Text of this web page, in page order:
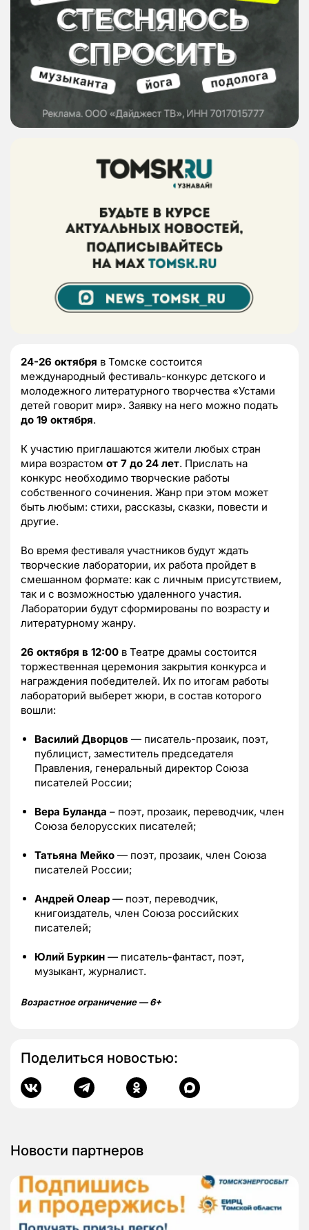
24-26 октября в Томске состоится
международный фестиваль-конкурс детского и
молодежного литературного творчества «Устами
детей говорит мир». Заявку на него можно подать
до 19 октября.
К участию приглашаются жители любых стран
мира возрастом от 7 до 24 лет. Прислать на
конкурс необходимо творческие работы
собственного сочинения. Жанр при этом может
быть любым: стихи, рассказы, сказки, повести и
другие.
Во время фестиваля участников будут ждать
творческие лаборатории, их работа пройдет в
смешанном формате: как с личным присутствием,
так и с возможностью удаленного участия.
Лаборатории будут сформированы по возрасту и
литературному жанру.
26 октября в 12:00 в Театре драмы состоится
торжественная церемония закрытия конкурса и
награждения победителей. Их по итогам работы
лабораторий выберет жюри, в состав которого
вошли:
Василий Дворцов — писатель-прозаик, поэт,
публицист, заместитель председателя
Правления, генеральный директор Союза
писателей России;
Вера Буланда – поэт, прозаик, переводчик, член
Союза белорусских писателей;
Татьяна Мейко — поэт, прозаик, член Союза
писателей России;
Андрей Олеар — поэт, переводчик,
книгоиздатель, член Союза российских
писателей;
Юлий Буркин — писатель-фантаст, поэт,
музыкант, журналист.
Возрастное ограничение — 6+
Поделиться новостью:
Новости партнеров